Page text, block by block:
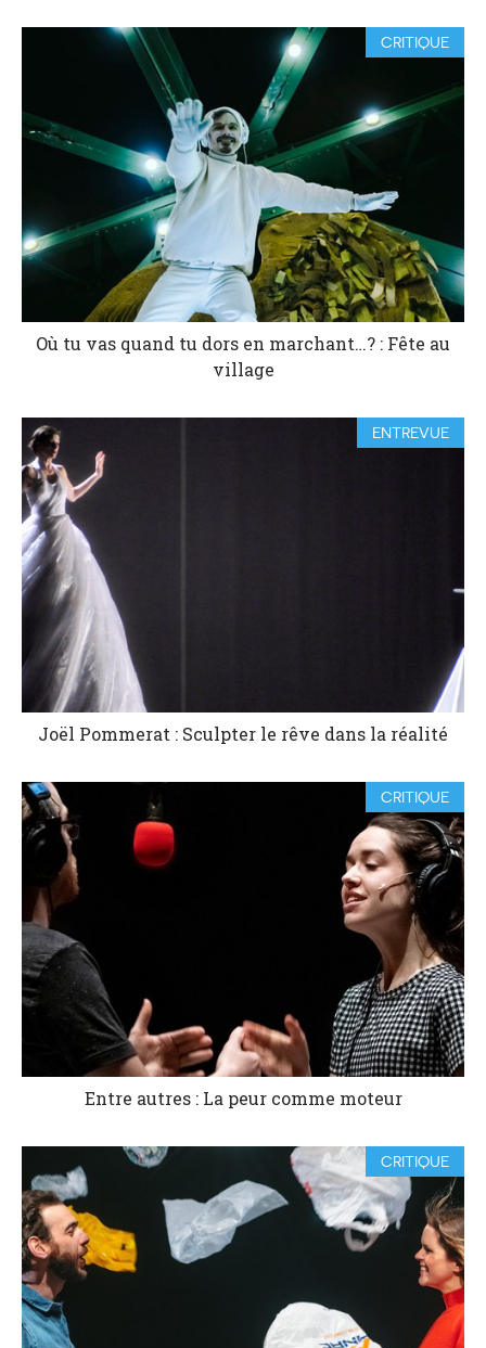
CRITIQUE
Où tu vas quand tu dors en marchant…? : Fête au
village
ENTREVUE
Joël Pommerat : Sculpter le rêve dans la réalité
CRITIQUE
Entre autres : La peur comme moteur
CRITIQUE